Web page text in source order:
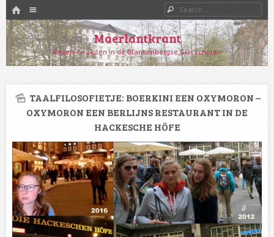
HOME
SKIP TO CONTENT
Search
Maerlantkrant
Reilen en zeilen in de Blankenbergse GO! scholen
TAALFILOSOFIETJE: BOERKINI EEN OXYMORON –
OXYMORON EEN BERLIJNS RESTAURANT IN DE
HACKESCHE HÖFE